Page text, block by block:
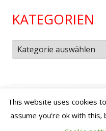
KATEGORIEN
Kategorien
This website uses cookies
assume you're ok with this,